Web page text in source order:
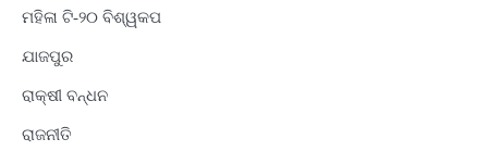
ମହିଳା ଟି-୨୦ ବିଶ୍ୱକପ
ଯାଜପୁର
ରାକ୍ଷୀ ବନ୍ଧନ
ରାଜନୀତି